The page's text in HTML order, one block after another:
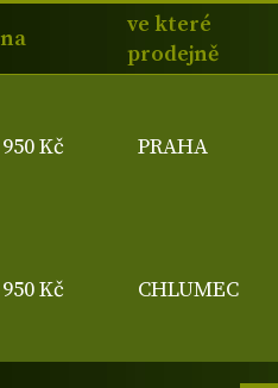
ve které
prodejně
Kč PRAHA
Kč CHLUMEC